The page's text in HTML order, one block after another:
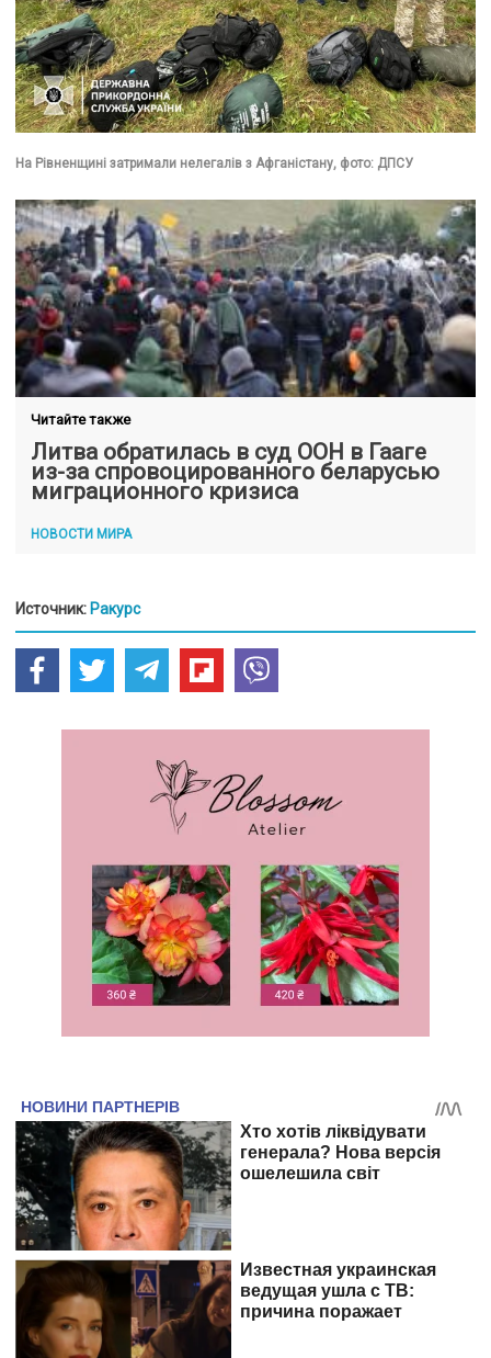
На Рівненщині затримали нелегалів з Афганістану, фото: ДПСУ
Читайте также
Литва обратилась в суд ООН в Гааге
из-за спровоцированного беларусью
миграционного кризиса
НОВОСТИ МИРА
Источник: Ракурс